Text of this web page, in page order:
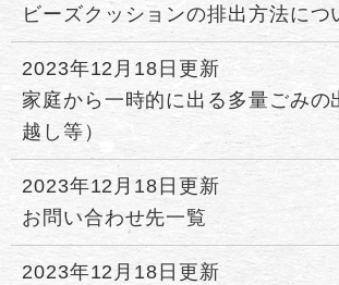
ビーズクッションの排出方法につ
2023年12月18日更新
家庭から一時的に出る多量ごみの
越し等）
2023年12月18日更新
お問い合わせ先一覧
2023年12月18日更新